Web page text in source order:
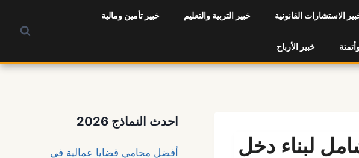
الاستشارات القانونية خبير التربية والتعليم خبير تأمين ومالية
خبير الأرباح
2026: دليلك الشامل لبناء دخل
احدث النماذج 2026
أفضل محامي قضايا عمالية في